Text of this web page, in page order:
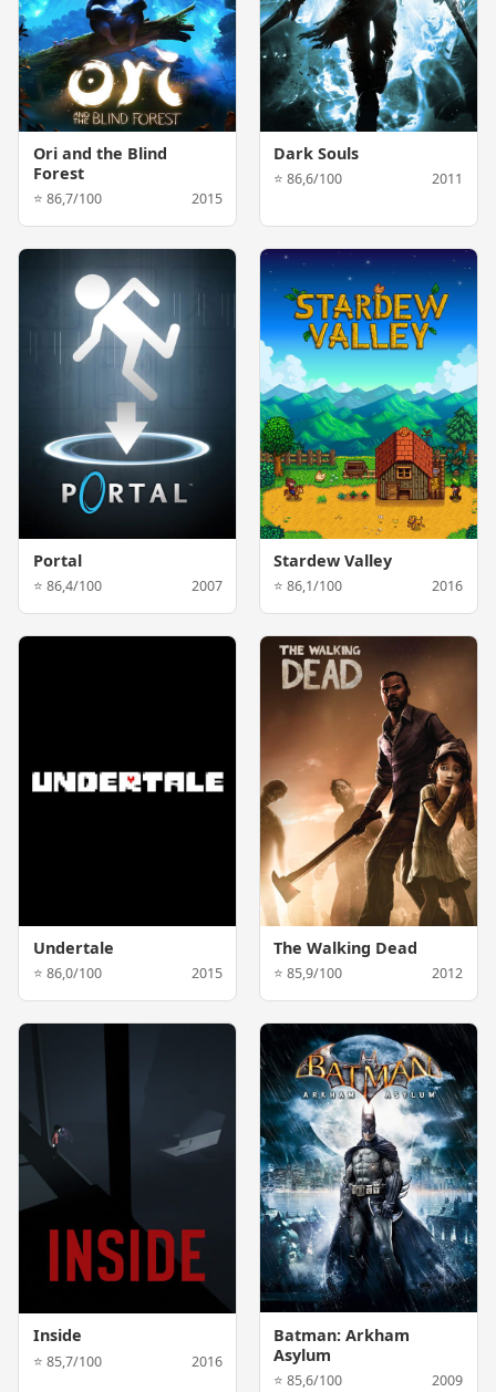
Ori and the Blind
Forest
⭐ 86,7/100 2015
Dark Souls
⭐ 86,6/100 2011
Portal
⭐ 86,4/100 2007
Stardew Valley
⭐ 86,1/100 2016
Undertale
⭐ 86,0/100 2015
The Walking Dead
⭐ 85,9/100 2012
Inside
⭐ 85,7/100 2016
Batman: Arkham
Asylum
⭐ 85,6/100 2009